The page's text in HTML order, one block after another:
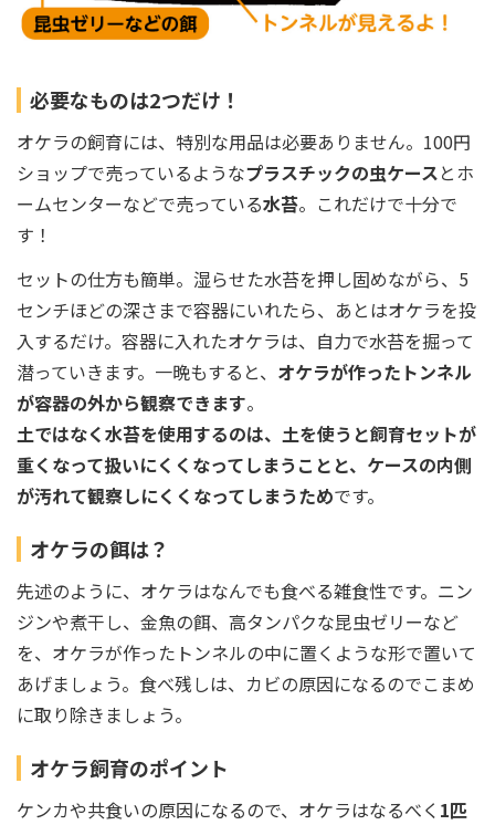
必要なものは2つだけ！
オケラの飼育には、特別な用品は必要ありません。100円
ショップで売っているようなプラスチックの虫ケースとホ
ームセンターなどで売っている水苔。これだけで十分で
す！
セットの仕方も簡単。湿らせた水苔を押し固めながら、5
センチほどの深さまで容器にいれたら、あとはオケラを投
入するだけ。容器に入れたオケラは、自力で水苔を掘って
潜っていきます。一晩もすると、 オケラが作ったトンネル
が容器の外から観察できます。
土ではなく水苔を使用するのは、土を使うと飼育セットが
重くなって扱いにくくなってしまうことと、ケースの内側
が汚れて観察しにくくなってしまうためです。
オケラの餌は？
先述のように、オケラはなんでも食べる雑食性です。ニン
ジンや煮干し、金魚の餌、高タンパクな昆虫ゼリーなど
を、オケラが作ったトンネルの中に置くような形で置いて
あげましょう。食べ残しは、カビの原因になるのでこまめ
に取り除きましょう。
オケラ飼育のポイント
ケンカや共食いの原因になるので、オケラはなるべく 1匹